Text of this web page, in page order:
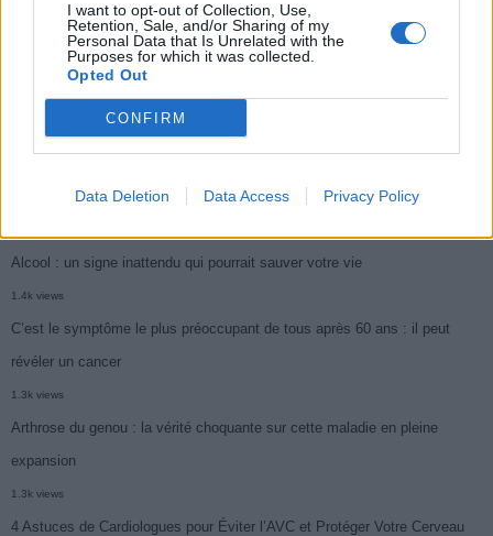
I want to opt-out of Collection, Use,
Retention, Sale, and/or Sharing of my
Personal Data that Is Unrelated with the
Purposes for which it was collected.
Opted Out
CONFIRM
Data Deletion Data Access Privacy Policy
meilleur pour le cœur
Cancer du foie : Symptômes silencieux mais vitaux à connaître
habitants appelés à la vigilance
Alcool : un signe inattendu qui pourrait sauver votre vie
1.4k views
C’est le symptôme le plus préoccupant de tous après 60 ans : il peut
révéler un cancer
1.3k views
Arthrose du genou : la vérité choquante sur cette maladie en pleine
expansion
1.3k views
4 Astuces de Cardiologues pour Éviter l’AVC et Protéger Votre Cerveau